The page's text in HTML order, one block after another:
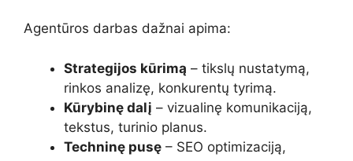
Agentūros darbas dažnai apima:
Strategijos kūrimą – tikslų nustatymą,
rinkos analizę, konkurentų tyrimą.
Kūrybinę dalį – vizualinę komunikaciją,
tekstus, turinio planus.
Techninę pusę – SEO optimizaciją,